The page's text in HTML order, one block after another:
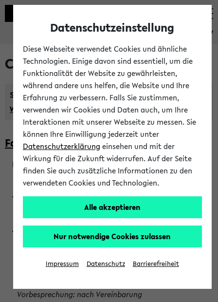
eKVV
Courses taught in English
Semester:
WiSe 2026/2027 SoSe 2026 Previous...
Faculty of Biology
200923
Wendisch, Peters-Wendisch, Stegelmann
Projektmodul "Bakterielle Biotechnologie"
Persönliche Anmeldung beim Veranstalter ist unbedingt
Vorbesprechung: nach Vereinbarung
Datenschutzeinstellung
Diese Webseite verwendet Cookies und ähnliche
Technologien. Einige davon sind essentiell, um die
Funktionalität der Website zu gewährleisten,
während andere uns helfen, die Website und Ihre
Erfahrung zu verbessern. Falls Sie zustimmen,
verwenden wir Cookies und Daten auch, um Ihre
Interaktionen mit unserer Webseite zu messen. Sie
können Ihre Einwilligung jederzeit unter
Datenschutzerklärung einsehen und mit der
Wirkung für die Zukunft widerrufen. Auf der Seite
finden Sie auch zusätzliche Informationen zu den
verwendeten Cookies und Technologien.
Alle akzeptieren
Nur notwendige Cookies zulassen
Impressum Datenschutz Barrierefreiheit